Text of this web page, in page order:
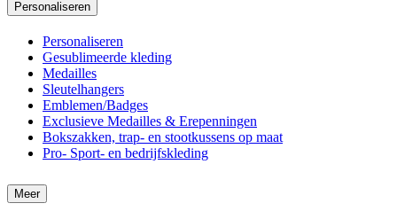
Personaliseren
Personaliseren
Gesublimeerde kleding
Medailles
Sleutelhangers
Emblemen/Badges
Exclusieve Medailles & Erepenningen
Bokszakken, trap- en stootkussens op maat
Pro- Sport- en bedrijfskleding
Meer